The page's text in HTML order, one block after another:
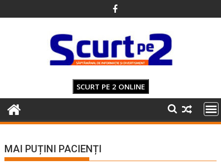
to
SCURT PE 2 ONLINE
MAI PUȚINI PACIENȚI